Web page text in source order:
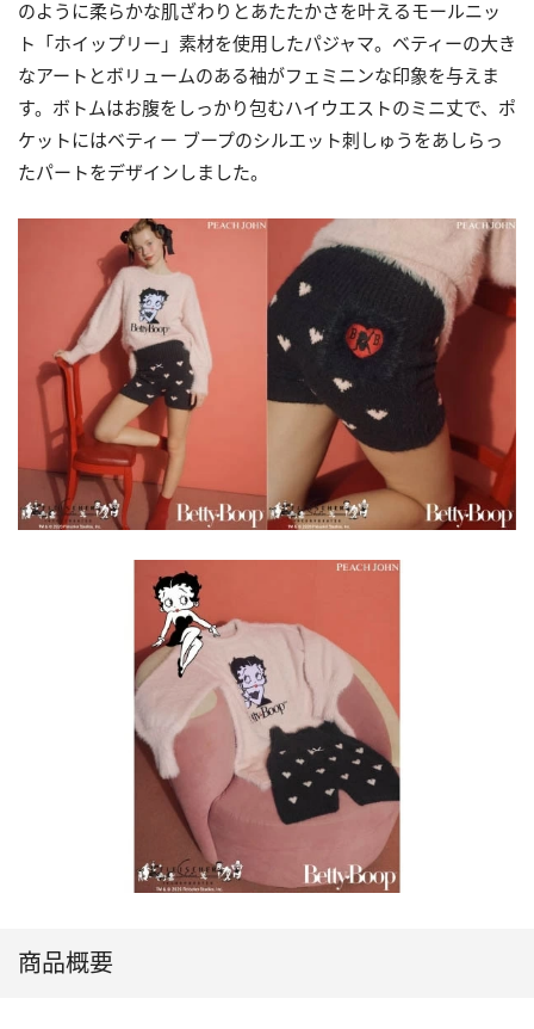
のように柔らかな肌ざわりとあたたかさを叶えるモールニッ
ト「ホイップリー」素材を使用したパジャマ。ベティーの大き
なアートとボリュームのある袖がフェミニンな印象を与えま
す。ボトムはお腹をしっかり包むハイウエストのミニ丈で、ポ
ケットにはベティー ブープのシルエット刺しゅうをあしらっ
たパートをデザインしました。
商品概要